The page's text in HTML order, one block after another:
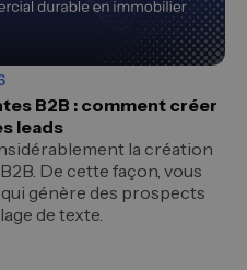
B2B : comment créer
leads
la création
De cette façon, vous
génère des prospects
de texte.